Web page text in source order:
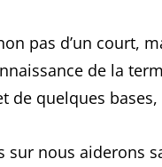
pas d’un court,
de la
de quelques bases,
sur nous aiderons